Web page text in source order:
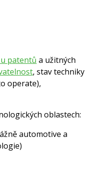
patentů a užitných
, stav techniky
operate),
oblastech:
automotive a